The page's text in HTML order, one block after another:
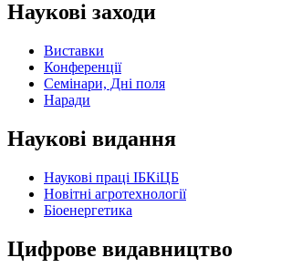
Наукові заходи
Виставки
Конференції
Семінари, Дні поля
Наради
Наукові видання
Наукові праці ІБКіЦБ
Новітні агротехнології
Бiоенергетика
Цифрове видавництво